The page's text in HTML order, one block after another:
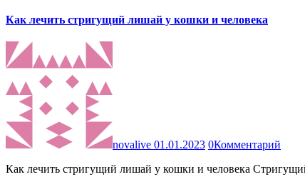
Как лечить стригущий лишай у кошки и человека
novalive 01.01.2023 0Комментарий
Как лечить стригущий лишай у кошки и человека